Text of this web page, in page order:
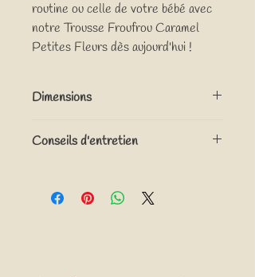
routine ou celle de votre bébé avec
notre Trousse Froufrou Caramel
Petites Fleurs dès aujourd'hui !
Dimensions
Hauteur x Largeur)
Conseils d'entretien
délicat, ne pas mettre au sèche-linge , ne
pas repasser.